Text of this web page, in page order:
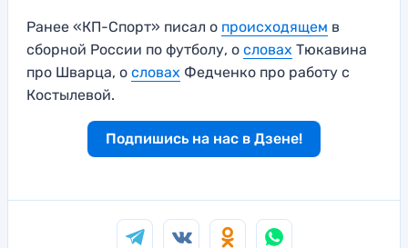
Ранее «КП-Спорт» писал о происходящем в
сборной России по футболу, о словах Тюкавина
про Шварца, о словах Федченко про работу с
Костылевой.
Подпишись на нас в Дзене!